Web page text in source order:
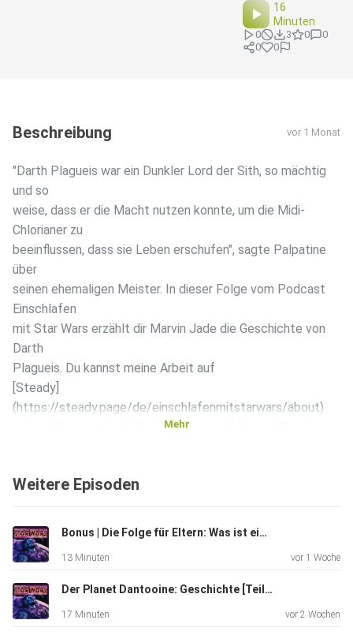
16
Minuten
0 3 0
0
0
0
Beschreibung vor 1 Monat
"Darth Plagueis war ein Dunkler Lord der Sith, so mächtig
und so
weise, dass er die Macht nutzen konnte, um die Midi-
Chlorianer zu
beeinflussen, dass sie Leben erschufen", sagte Palpatine
über
seinen ehemaligen Meister. In dieser Folge vom Podcast
Einschlafen
mit Star Wars erzählt dir Marvin Jade die Geschichte von
Darth
Plagueis. Du kannst meine Arbeit auf
[Steady]
(https://steady.page/de/einschlafenmitstarwars/about)
unterstützen und erhältst Zugang zu exklusiven Premium-
coole
[Link-Sammlung]
(https://www.bio.site/einschlafenmitstarwars) an.
Bei jedem Kauf über die Links erhalte ich eine kleine
Provision,
der Preis ändert sich für dich aber nicht. Alternativ freue
Mehr
Weitere Episoden
Bonus | Die Folge für Eltern: Was ist eigentlich Star Wars? | Einschlafen mit Star Wars
13 Minuten vor 1 Woche
Der Planet Dantooine: Geschichte [Teil 2 von 2] | Einschlafen mit Star Wars
17 Minuten vor 2 Wochen